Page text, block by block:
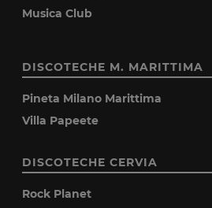
Musica Club
DISCOTECHE M. MARITTIMA
Pineta Milano Marittima
Villa Papeete
DISCOTECHE CERVIA
Rock Planet